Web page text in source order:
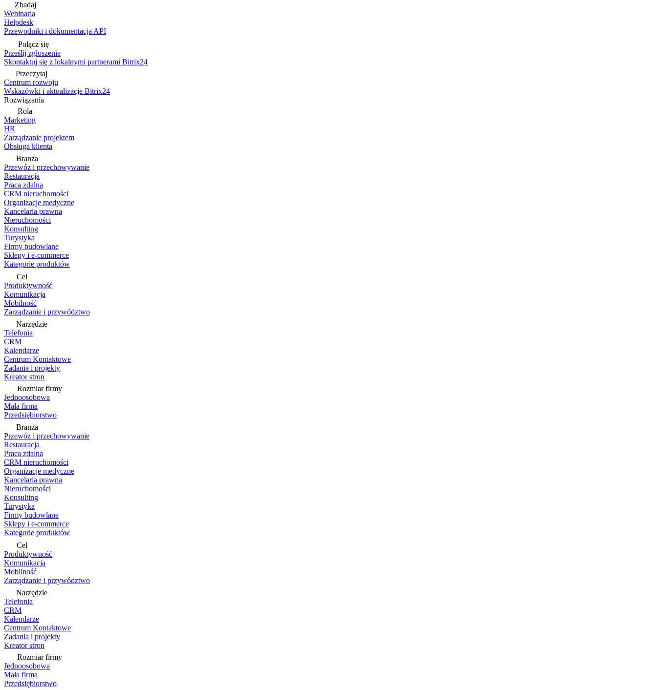
Zbadaj
Webinaria
Helpdesk
Przewodniki i dokumentacja API
Połącz się
Prześlij zgłoszenie
Skontaktuj się z lokalnymi partnerami Bitrix24
Przeczytaj
Centrum rozwoju
Wskazówki i aktualizacje Bitrix24
Rozwiązania
Rola
Marketing
HR
Zarządzanie projektem
Obsługa klienta
Branża
Przewóz i przechowywanie
Restauracja
Praca zdalna
CRM nieruchomości
Organizacje medyczne
Kancelaria prawna
Nieruchomości
Konsulting
Turystyka
Firmy budowlane
Sklepy i e-commerce
Kategorie produktów
Cel
Produktywność
Komunikacja
Mobilność
Zarządzanie i przywództwo
Narzędzie
Telefonia
CRM
Kalendarze
Centrum Kontaktowe
Zadania i projekty
Kreator stron
Rozmiar firmy
Jednoosobowa
Mała firma
Przedsiębiorstwo
Branża
Przewóz i przechowywanie
Restauracja
Praca zdalna
CRM nieruchomości
Organizacje medyczne
Kancelaria prawna
Nieruchomości
Konsulting
Turystyka
Firmy budowlane
Sklepy i e-commerce
Kategorie produktów
Cel
Produktywność
Komunikacja
Mobilność
Zarządzanie i przywództwo
Narzędzie
Telefonia
CRM
Kalendarze
Centrum Kontaktowe
Zadania i projekty
Kreator stron
Rozmiar firmy
Jednoosobowa
Mała firma
Przedsiębiorstwo